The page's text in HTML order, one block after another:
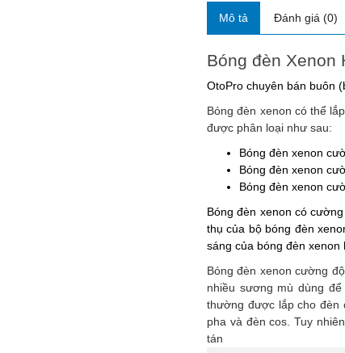
Mô tả Đánh giá (0)
Bóng đèn Xenon
OtoPro chuyên bán buôn
Bóng đèn xenon có thể
được phân loại như sau:
Bóng đèn xenon
Bóng đèn xenon
Bóng đèn xenon
Bóng đèn xenon có
thụ của bộ bóng đèn
sáng của bóng đèn xenon
Bóng đèn xenon cường
nhiều sương mù dùng
thường được lắp cho đèn
pha và đèn cos. Tuy
tán